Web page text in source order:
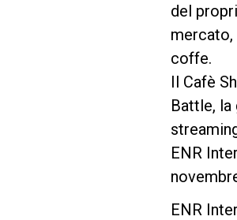
del
coffe.
Il Cafè
Battle,
ENR
ENR